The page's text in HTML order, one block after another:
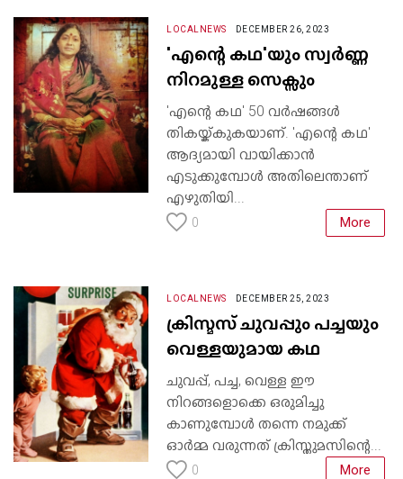
LOCALNEWS DECEMBER 26, 2023
'എന്റെ കഥ'യും സ്വർണ്ണ
നിറമുള്ള സെക്സും
'എന്റെ കഥ' 50 വർഷങ്ങൾ
തികയ്ക്കുകയാണ്. 'എന്റെ കഥ'
ആദ്യമായി വായിക്കാൻ
എടുക്കുമ്പോൾ അതിലെന്താണ്
എഴുതിയി...
0 More
LOCALNEWS DECEMBER 25, 2023
ക്രിസ്മസ് ചുവപ്പും പച്ചയും
വെള്ളയുമായ കഥ
ചുവപ്പ്, പച്ച, വെള്ള ഈ
നിറങ്ങളൊക്കെ ഒരുമിച്ചു
കാണുമ്പോൾ തന്നെ നമുക്ക്
ഓർമ്മ വരുന്നത് ക്രിസ്തുമസിന്റെ...
0 More